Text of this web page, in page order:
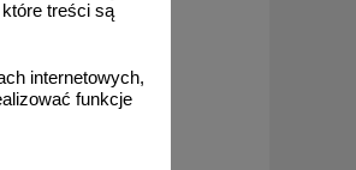
treści są
internetowych,
funkcje